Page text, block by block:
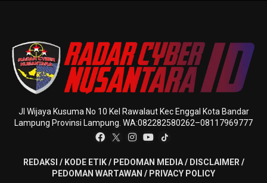
Jl Wijaya Kusuma No 10 Kel Rawalaut Kec Enggal Kota Bandar
Lampung Provinsi Lampung. WA:082282580262–08117969777
REDAKSI / KODE ETIK/ PEDOMAN MEDIA/ DISCLAIMER /
PEDOMAN WARTAWAN / PRIVACY POLICY